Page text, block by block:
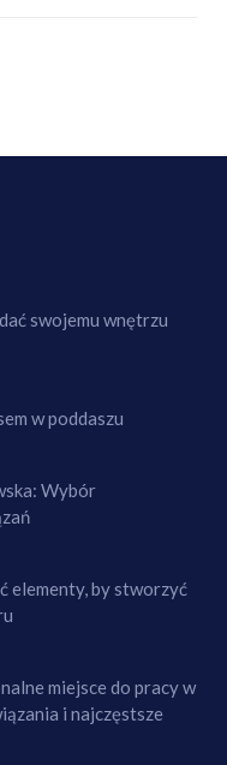
swojemu wnętrzu
w poddaszu
Wybór
elementy, by stworzyć
miejsce do pracy w
i najczęstsze